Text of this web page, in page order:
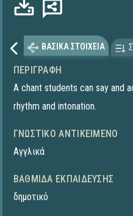
ΒΑΣΙΚΑ ΣΤΟΙΧΕΙΑ
ΠΕΡΙΓΡΑΦΉ
A chant students can say and
rhythm and intonation.
ΓΝΩΣΤΙΚΌ ΑΝΤΙΚΕΊΜΕΝΟ
Αγγλικά
ΒΑΘΜΊΔΑ ΕΚΠΑΊΔΕΥΣΗΣ
δημοτικό